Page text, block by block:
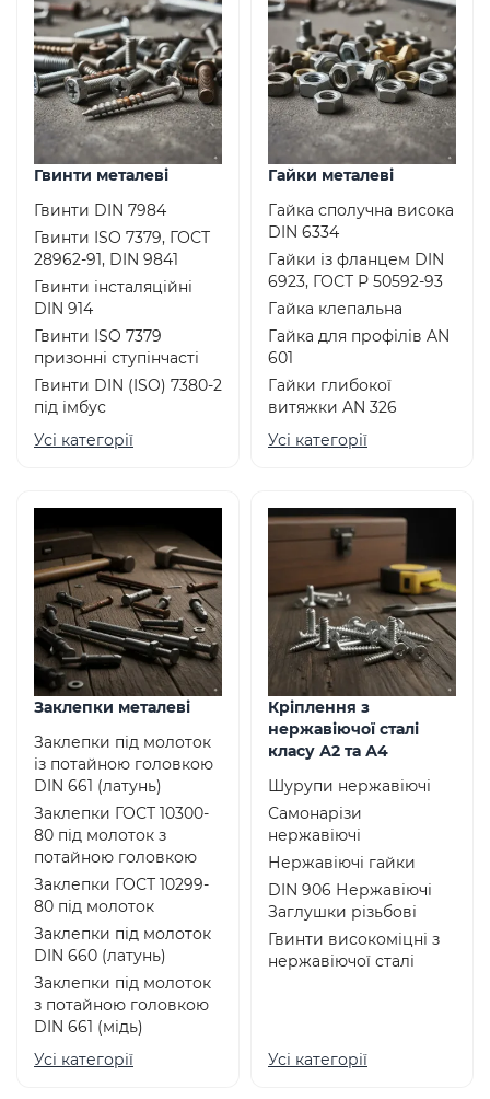
Гвинти металеві
Гвинти DIN 7984
Гвинти ISO 7379, ГОСТ
28962-91, DIN 9841
Гвинти інсталяційні
DIN 914
Гвинти ISO 7379
призонні ступінчасті
Гвинти DIN (ISO) 7380-2
під імбус
Усі категорії
Гайки металеві
Гайка сполучна висока
DIN 6334
Гайки із фланцем DIN
6923, ГОСТ Р 50592-93
Гайка клепальна
Гайка для профілів AN
601
Гайки глибокої
витяжки AN 326
Усі категорії
Заклепки металеві
Заклепки під молоток
із потайною головкою
DIN 661 (латунь)
Заклепки ГОСТ 10300-
80 під молоток з
потайною головкою
Заклепки ГОСТ 10299-
80 під молоток
Заклепки під молоток
DIN 660 (латунь)
Заклепки під молоток
з потайною головкою
DIN 661 (мідь)
Усі категорії
Кріплення з
нержавіючої сталі
класу А2 та А4
Шурупи нержавіючі
Самонарізи
нержавіючі
Нержавіючі гайки
DIN 906 Нержавіючі
Заглушки різьбові
Гвинти високоміцні з
нержавіючої сталі
Усі категорії